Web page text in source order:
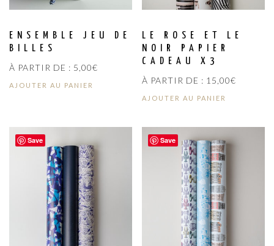
ENSEMBLE JEU DE
BILLES
À PARTIR DE : 5,00€
AJOUTER AU PANIER
LE ROSE ET LE
NOIR PAPIER
CADEAU X3
À PARTIR DE : 15,00€
AJOUTER AU PANIER
Save Save